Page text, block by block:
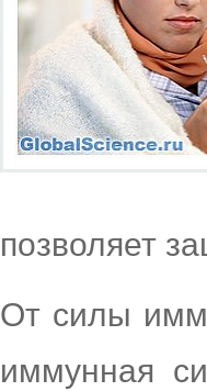
позволяет
От силы
иммунная